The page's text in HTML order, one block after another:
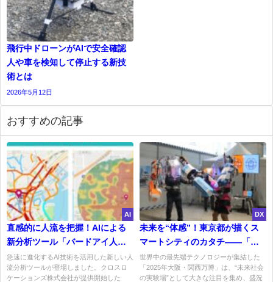
飛行中ドローンがAIで安全確認
人や車を検知して停止する新技
術とは
2026年5月12日
おすすめの記事
AI
直感的に人流を把握！AIによる
新分析ツール「バードアイ人
流」が登場
急速に進化するAI技術を活用した新しい人
流分析ツールが登場しました。クロスロ
ケーションズ株式会社が提供開始した
DX
未来を“体感”！東京都が描くス
マートシティのカタチ――「ス
マートシティフェスタ2025」
世界中の最先端テクノロジーが集結した
「2025年大阪・関西万博」は、“未来社会
の実験場”として大きな注目を集め、盛況